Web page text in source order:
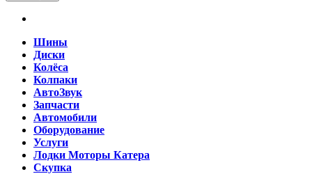
Шины
Диски
Колёса
Колпаки
АвтоЗвук
Запчасти
Автомобили
Оборудование
Услуги
Лодки Моторы Катера
Скупка